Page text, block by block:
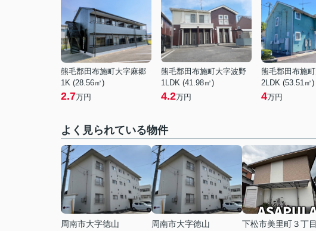
熊毛郡田布施町大字麻郷
1K (28.56㎡)
2.7万円
熊毛郡田布施町大字波野
1LDK (41.98㎡)
4.2万円
2LDK (53.51㎡)
4万円
よく見られている物件
周南市大字徳山
周南市大字徳山
下松市美里町３丁目